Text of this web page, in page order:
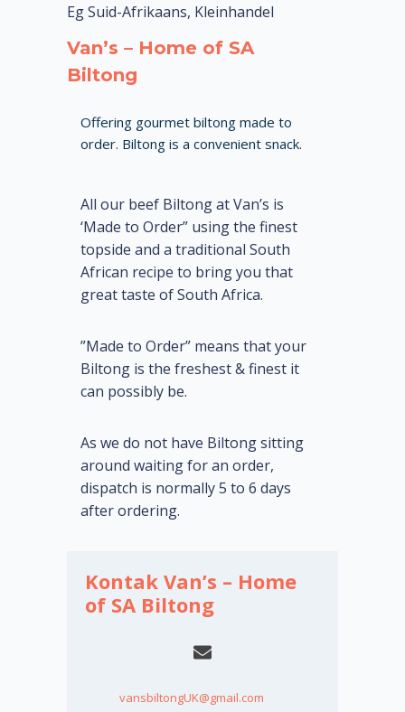
Eg Suid-Afrikaans, Kleinhandel
Van’s – Home of SA
Biltong
Offering gourmet biltong made to
order. Biltong is a convenient snack.
All our beef Biltong at Van’s is
‘Made to Order” using the finest
topside and a traditional South
African recipe to bring you that
great taste of South Africa.
​”Made to Order” means that your
Biltong is the freshest & finest it
can possibly be.
As we do not have Biltong sitting
around waiting for an order,
dispatch is normally 5 to 6 days
after ordering.
Kontak Van’s – Home
of SA Biltong
vansbiltongUK@gmail.com